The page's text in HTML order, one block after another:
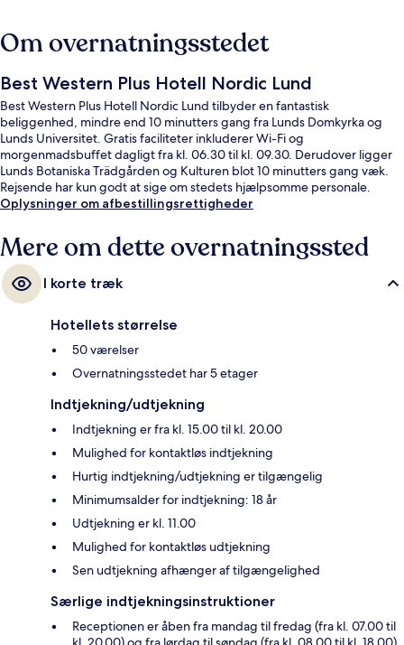
Om overnatningsstedet
Best Western Plus Hotell Nordic Lund
Best Western Plus Hotell Nordic Lund tilbyder en fantastisk
beliggenhed, mindre end 10 minutters gang fra Lunds Domkyrka og
Lunds Universitet. Gratis faciliteter inkluderer Wi-Fi og
morgenmadsbuffet dagligt fra kl. 06.30 til kl. 09.30. Derudover ligger
Lunds Botaniska Trädgården og Kulturen blot 10 minutters gang væk.
Rejsende har kun godt at sige om stedets hjælpsomme personale.
Oplysninger om afbestillingsrettigheder
Mere om dette overnatningssted
I korte træk
Hotellets størrelse
50 værelser
Overnatningsstedet har 5 etager
Indtjekning/udtjekning
Indtjekning er fra kl. 15.00 til kl. 20.00
Mulighed for kontaktløs indtjekning
Hurtig indtjekning/udtjekning er tilgængelig
Minimumsalder for indtjekning: 18 år
Udtjekning er kl. 11.00
Mulighed for kontaktløs udtjekning
Sen udtjekning afhænger af tilgængelighed
Særlige indtjekningsinstruktioner
Receptionen er åben fra mandag til fredag (fra kl. 07.00 til